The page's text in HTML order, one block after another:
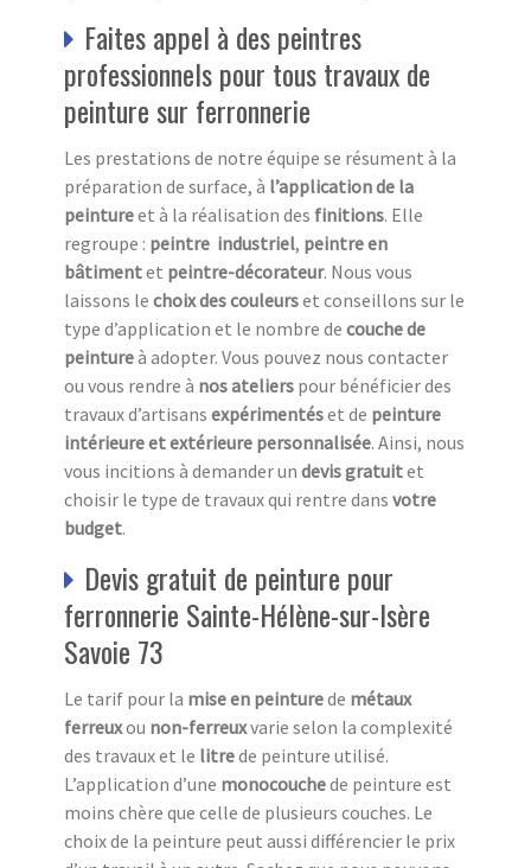
Faites appel à des peintres
professionnels pour tous travaux de
peinture sur ferronnerie
Les prestations de notre équipe se résument à la
préparation de surface, à l’application de la
peintureet à la réalisation des finitions. Elle
regroupe : peintre industriel, peintre en
bâtimentet peintre-décorateur. Nous vous
laissons le choix des couleurset conseillons sur le
type d’application et le nombre de couche de
peintureà adopter. Vous pouvez nous contacter
ou vous rendre à nos ateliers pour bénéficier des
travaux d’artisans expérimentéset de peinture
intérieure et extérieure personnalisée. Ainsi, nous
vous incitions à demander un devis gratuitet
choisir le type de travaux qui rentre dans votre
budget.
Devis gratuit de peinture pour
ferronnerie Sainte-Hélène-sur-Isère
Savoie 73
Le tarif pour la mise en peinturede métaux
ferreuxou non-ferreuxvarie selon la complexité
des travaux et le litrede peinture utilisé.
L’application d’une monocouchede peinture est
moins chère que celle de plusieurs couches. Le
choix de la peinture peut aussi différencier le prix